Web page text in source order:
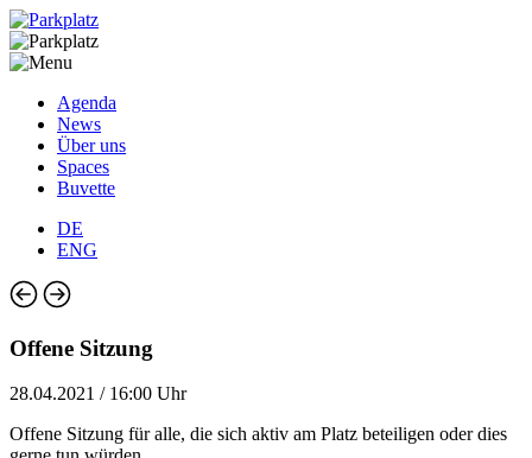
Agenda
News
Über uns
Spaces
Buvette
DE
ENG
Offene Sitzung
28.04.2021 / 16:00 Uhr
Offene Sitzung für alle, die sich aktiv am Platz beteiligen oder dies